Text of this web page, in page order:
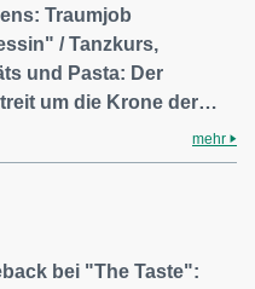
Traumjob
/ Tanzkurs,
und Pasta: Der
um die Krone der…
mehr
bei "The Taste":